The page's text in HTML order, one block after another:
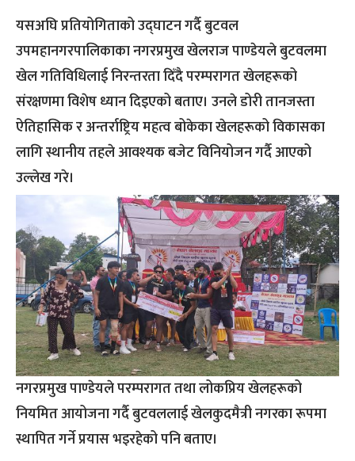
यसअघि प्रतियोगिताको उद्घाटन गर्दै बुटवल
उपमहानगरपालिकाका नगरप्रमुख खेलराज पाण्डेयले बुटवलमा
खेल गतिविधिलाई निरन्तरता दिँदै परम्परागत खेलहरूको
संरक्षणमा विशेष ध्यान दिइएको बताए। उनले डोरी तानजस्ता
ऐतिहासिक र अन्तर्राष्ट्रिय महत्व बोकेका खेलहरूको विकासका
लागि स्थानीय तहले आवश्यक बजेट विनियोजन गर्दै आएको
उल्लेख गरे।
नगरप्रमुख पाण्डेयले परम्परागत तथा लोकप्रिय खेलहरूको
नियमित आयोजना गर्दै बुटवललाई खेलकुदमैत्री नगरका रूपमा
स्थापित गर्ने प्रयास भइरहेको पनि बताए।